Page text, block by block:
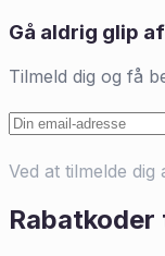
Gå aldrig glip
Tilmeld dig og få
Ved at tilmelde